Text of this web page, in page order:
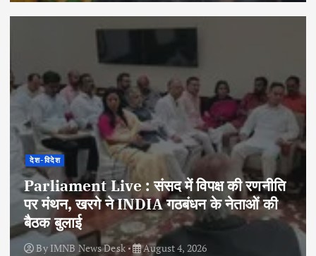
देश-विदेश
Parliament Live : संसद में विपक्ष की रणनीति
पर मंथन, खरगे ने INDIA गठबंधन के नेताओं की
बैठक बुलाई
ByIMNB News Desk August 4, 2026